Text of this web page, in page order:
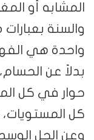
المشابه أو
والسنة
واحدة هي
بدلاً عن
حوار في كل
كل
وعن الحل